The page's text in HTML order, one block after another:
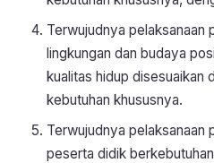
Terwujudnya pelaksanaan
lingkungan dan budaya
kualitas hidup disesuaikan
kebutuhan khususnya.
Terwujudnya pelaksanaan
peserta didik